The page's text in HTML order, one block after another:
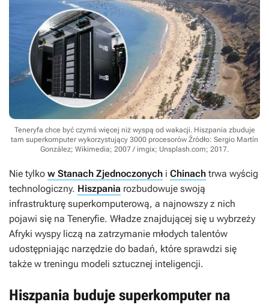
Teneryfa chce być czymś więcej niż wyspą od wakacji. Hiszpania zbuduje
tam superkomputer wykorzystujący 3000 procesorów Źródło: Sergio Martín
González; Wikimedia; 2007 / imgix; Unsplash.com; 2017.
Nie tylko w Stanach Zjednoczonych i Chinach trwa wyścig
technologiczny. Hiszpania rozbudowuje swoją
infrastrukturę superkomputerową, a najnowszy z nich
pojawi się na Teneryfie. Władze znajdującej się u wybrzeży
Afryki wyspy liczą na zatrzymanie młodych talentów
udostępniając narzędzie do badań, które sprawdzi się
także w treningu modeli sztucznej inteligencji.
Hiszpania buduje superkomputer na